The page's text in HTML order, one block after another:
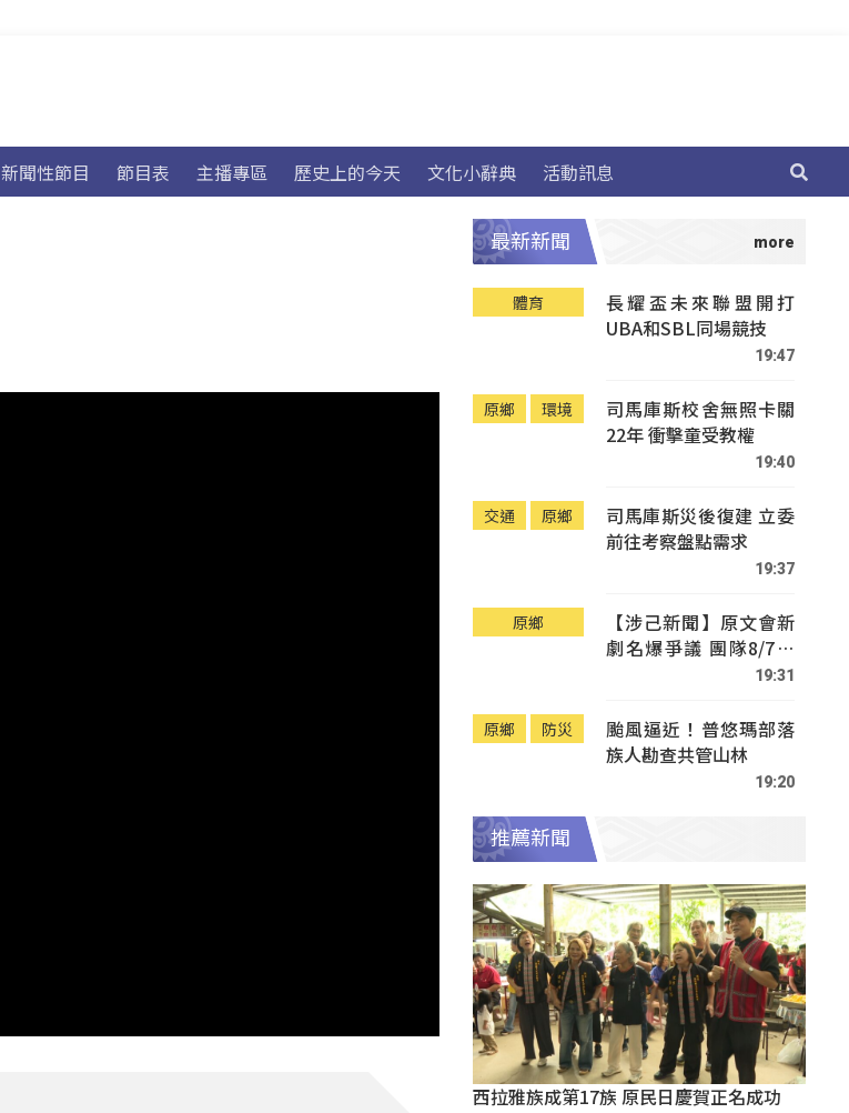
新聞性節目 節目表 主播專區 歷史上的今天 文化小辭典 活動訊息
最新新聞
體育
長耀盃未來聯盟開打
UBA和SBL同場競技
19:47
原鄉 環境
司馬庫斯校舍無照卡關
22年 衝擊童受教權
19:40
交通 原鄉
司馬庫斯災後復建 立委
前往考察盤點需求
19:37
原鄉
【涉己新聞】原文會新
劇名爆爭議 團隊8/7赴
19:31
原鄉 防災
颱風逼近！普悠瑪部落
族人勘查共管山林
19:20
推薦新聞
西拉雅族成第17族 原民日慶賀正名成功